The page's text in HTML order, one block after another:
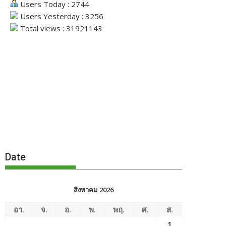
Users Today : 2744
Users Yesterday : 3256
Total views : 31921143
Date
สิงหาคม 2026
อา. จ. อ. พ. พฤ. ศ.
ส.
1